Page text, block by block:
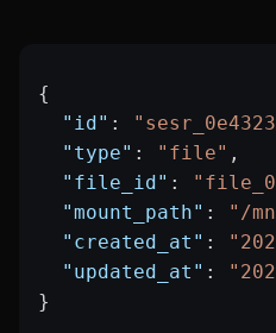
{
  "id"
:
  "type"
: "file" ,
  "file_id"
:
  "mount_path"
:
"/
  "created_at"
:
  "updated_at"
:
}